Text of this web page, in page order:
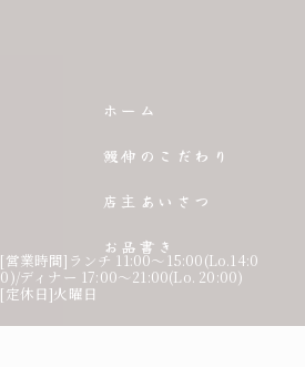
[営業時間]ランチ 11:00〜15:00(Lo.14:0
0)/ディナー 17:00〜21:00(Lo. 20:00)
[定休日]火曜日
ホーム
鰻伸のこだわり
店主あいさつ
お品書き